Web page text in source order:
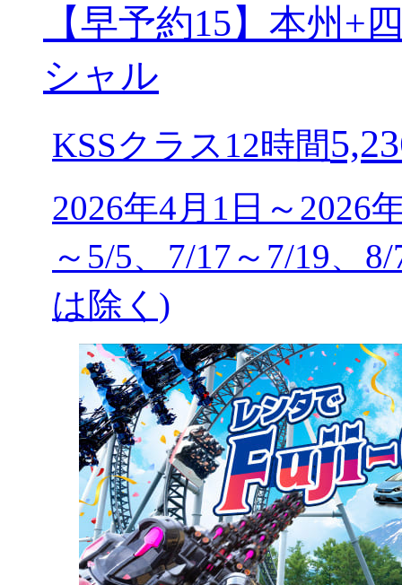
【早予約15】本州+
シャル
KSSクラス12時間
2026年4月1日～2026
～5/5、7/17～7/19、
は除く)